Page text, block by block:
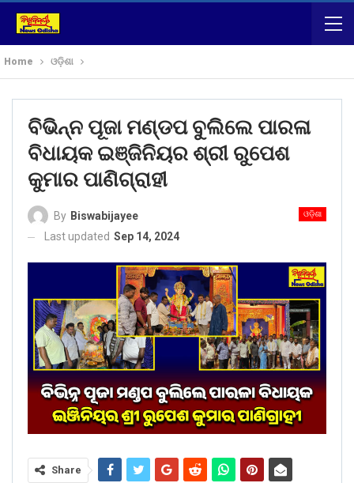
Home ଓଡ଼ିଶା
ବିଭିନ୍ନ ପୂଜା ମଣ୍ଡପ ବୁଲିଲେ ପାରଳା
ବିଧାୟକ ଇଞ୍ଜିନିୟର ଶ୍ରୀ ରୁପେଶ
କୁମାର ପାଣିଗ୍ରାହୀ
ଓଡ଼ିଶା
By Biswabijayee
Last updated Sep 14, 2024
Share